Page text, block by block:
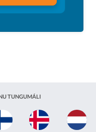
TUNGUMÁLI